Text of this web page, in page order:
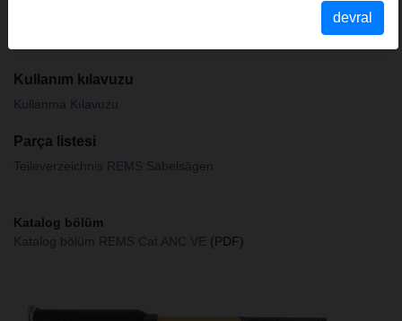
elektronische Hubzahlsteuerung (Gasgebeschalter) 0 bis 2400
min-1. Universelle Sägeblattaufnahme. Sechskant-Stiftschlüssel.
Kullanım kılavuzu
Kullanma Kılavuzu
Parça listesi
Teileverzeichnis REMS Säbelsägen
Katalog bölüm
Katalog bölüm REMS Cat ANC VE (PDF)
devral